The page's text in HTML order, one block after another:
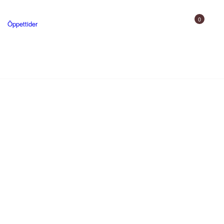
0
Öppettider